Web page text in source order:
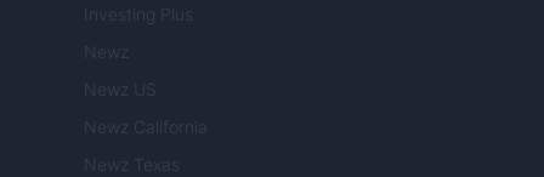
Investing Plus
Newz
Newz US
Newz California
Newz Texas